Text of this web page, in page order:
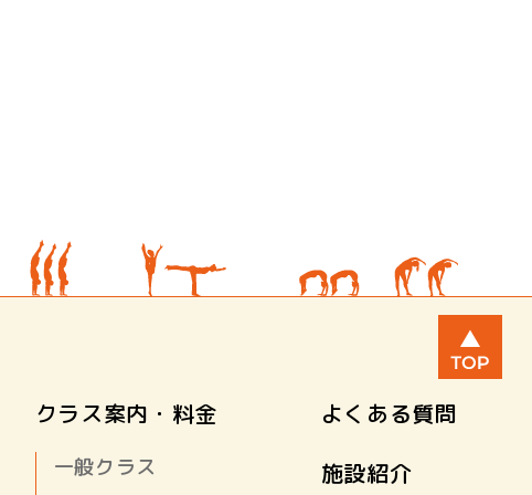
クラス案内・料金
一般クラス
よくある質問
施設紹介